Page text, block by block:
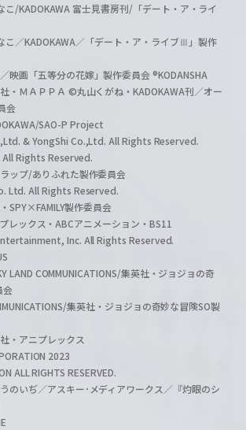
/KADOKAWA 富士見書房刊/「デート・ア・ライ
／KADOKAWA／「デート・ア・ライブⅢ」製作
映画「五等分の花嫁」製作委員会 ®KODANSHA
・ＭＡＰＰＡ ©丸山くがね・KADOKAWA刊／オー
会
SAO-P Project
& YongShi Co.,Ltd. All Rights Reserved.
Rights Reserved.
ップ/ありふれた製作委員会
Ltd. All Rights Reserved.
SPY×FAMILY製作委員会
レックス・ABCアニメーション・BS11
Inc. All Rights Reserved.
LAND COMMUNICATIONS/集英社・ジョジョの奇
会
集英社・ジョジョの奇妙な冒険SO製
・アニプレックス
2023
ALL RIGHTS RESERVED.
のいぢ／アスキー･メディアワークス／『灼眼のシ